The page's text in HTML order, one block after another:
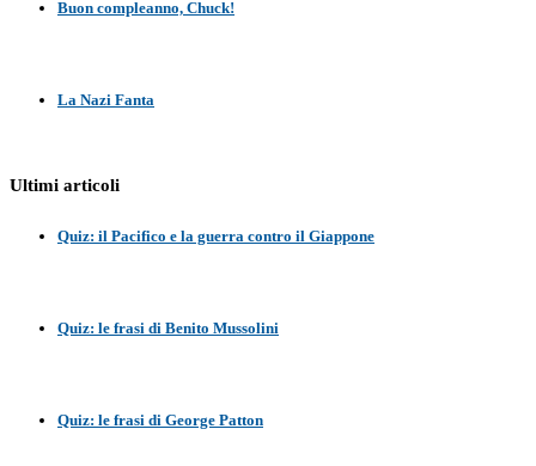
Buon compleanno, Chuck!
La Nazi Fanta
Ultimi articoli
Quiz: il Pacifico e la guerra contro il Giappone
Quiz: le frasi di Benito Mussolini
Quiz: le frasi di George Patton